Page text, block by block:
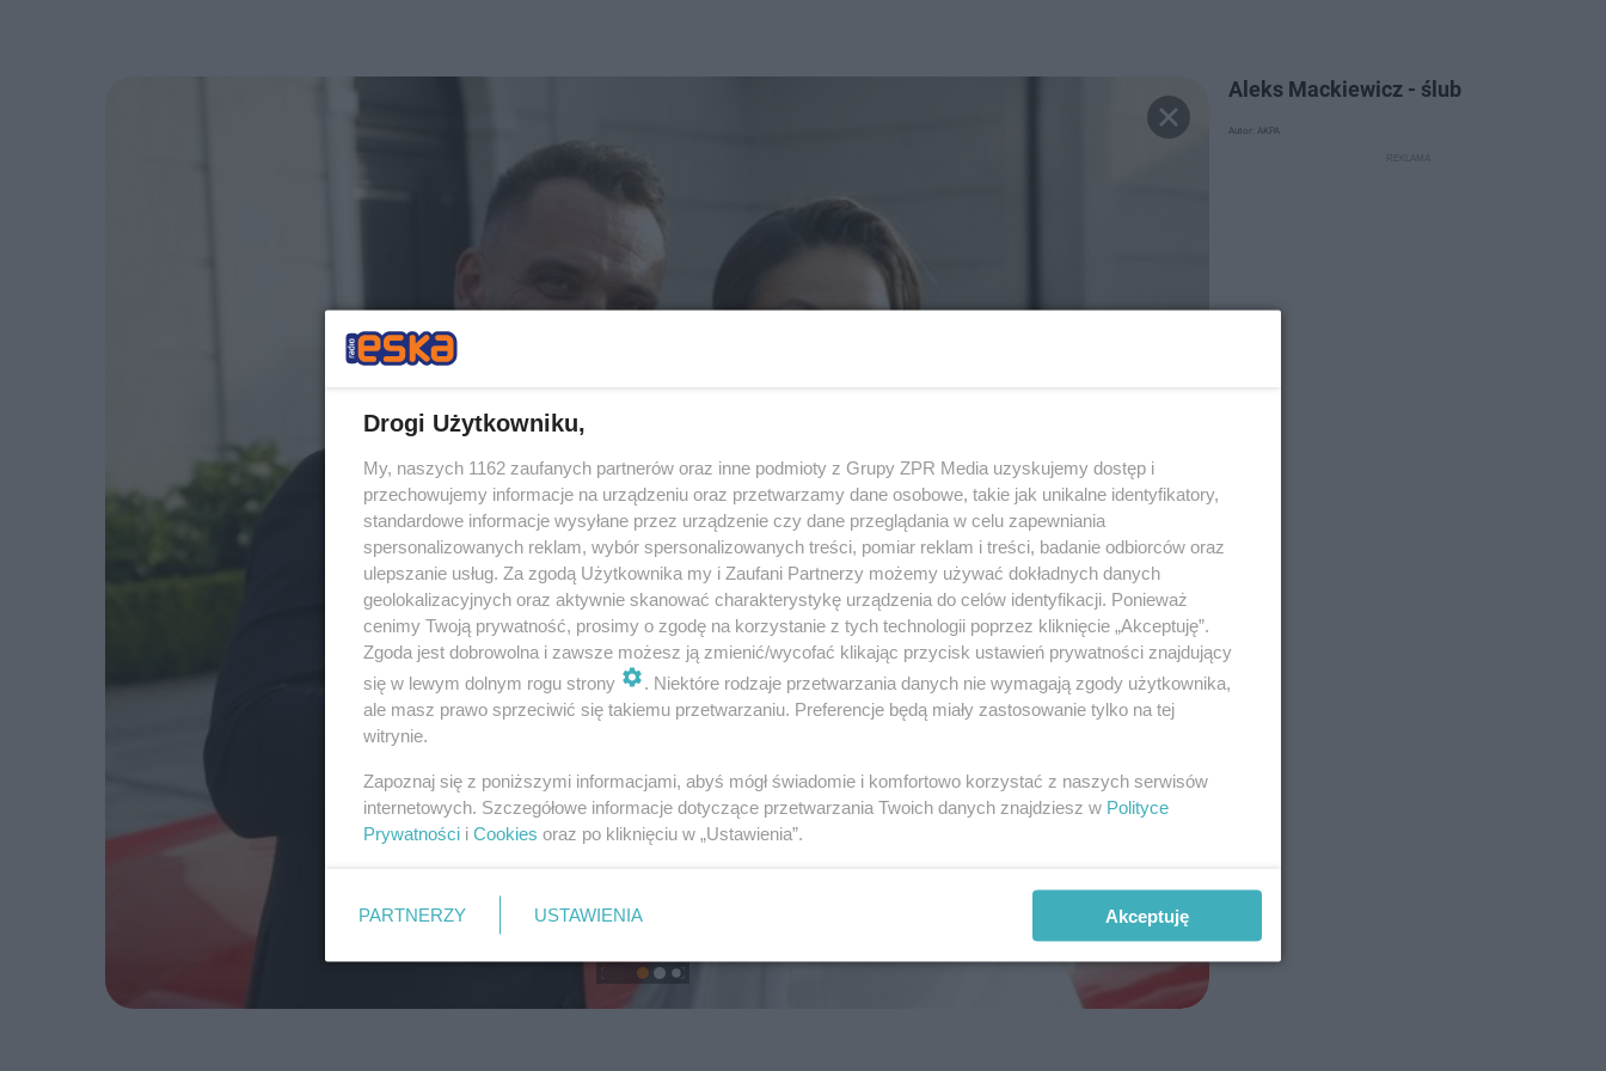
Aleks Mackiewicz - ślub
Autor: AKPA
Drogi Użytkowniku,
My, naszych 1162 zaufanych partnerów oraz inne podmioty z Grupy ZPR Media uzyskujemy dostęp i
przechowujemy informacje na urządzeniu oraz przetwarzamy dane osobowe, takie jak unikalne identyfikatory,
standardowe informacje wysyłane przez urządzenie czy dane przeglądania w celu zapewniania
spersonalizowanych reklam, wybór spersonalizowanych treści, pomiar reklam i treści, badanie odbiorców oraz
ulepszanie usług. Za zgodą Użytkownika my i Zaufani Partnerzy możemy używać dokładnych danych
geolokalizacyjnych oraz aktywnie skanować charakterystykę urządzenia do celów identyfikacji. Ponieważ
cenimy Twoją prywatność, prosimy o zgodę na korzystanie z tych technologii poprzez kliknięcie „Akceptuję”.
Zgoda jest dobrowolna i zawsze możesz ją zmienić/wycofać klikając przycisk ustawień prywatności znajdujący
się w lewym dolnym rogu strony
. Niektóre rodzaje przetwarzania danych nie wymagają zgody użytkownika,
ale masz prawo sprzeciwić się takiemu przetwarzaniu. Preferencje będą miały zastosowanie tylko na tej
witrynie.
Zapoznaj się z poniższymi informacjami, abyś mógł świadomie i komfortowo korzystać z naszych serwisów
internetowych. Szczegółowe informacje dotyczące przetwarzania Twoich danych znajdziesz w Polityce
Prywatności i Cookies oraz po kliknięciu w „Ustawienia”.
PARTNERZY USTAWIENIA Akceptuję